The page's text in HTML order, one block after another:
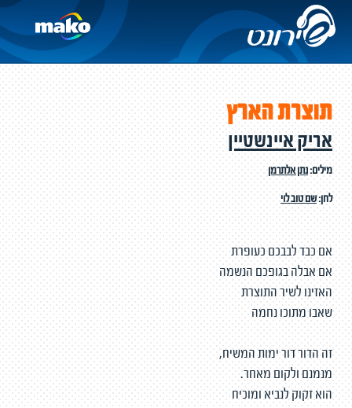
תוצרת הארץ
אריק איינשטיין
מילים:נתן אלתרמן
לחן:שם טוב לוי
אם כבד לבבכם כעופרת
אם אבלה בגופכם הנשמה
האזינו לשיר התוצרת
שאבו מתוכו נחמה
זה הדור דור ימות המשיח,
מנמנם ולקום מאחר.
הוא זקוק לנביא ומוכיח